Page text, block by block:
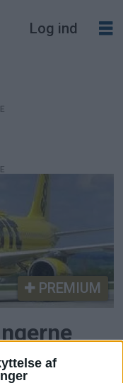
af
Log ind
PREMIUM